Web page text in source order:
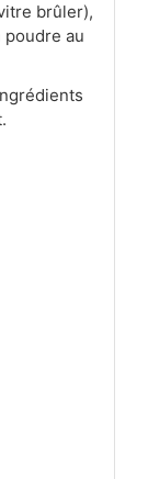
brûler),
au